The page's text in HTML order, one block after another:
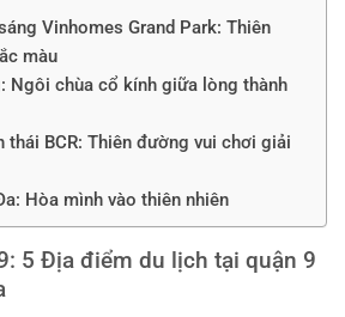
Vinhomes Grand Park: Thiên
màu
Ngôi chùa cổ kính giữa lòng thành
thái BCR: Thiên đường vui chơi giải
Hòa mình vào thiên nhiên
5 Địa điểm du lịch tại quận 9